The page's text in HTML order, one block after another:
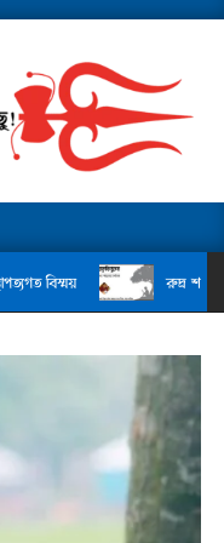
রুদ্র শায়কের কবিতা